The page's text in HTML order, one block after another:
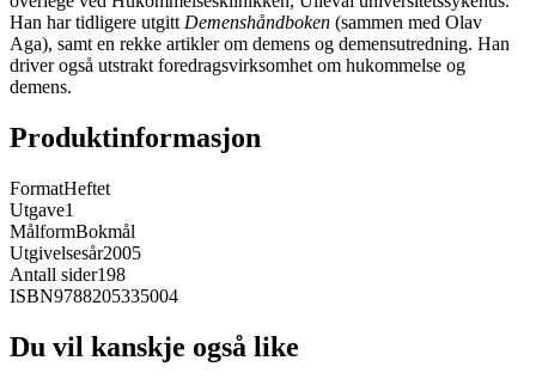
Han har tidligere utgitt Demenshåndboken (sammen med Olav
Aga), samt en rekke artikler om demens og demensutredning. Han
driver også utstrakt foredragsvirksomhet om hukommelse og
demens.
Produktinformasjon
FormatHeftet
Utgave1
MålformBokmål
Utgivelsesår2005
Antall sider198
ISBN9788205335004
Du vil kanskje også like